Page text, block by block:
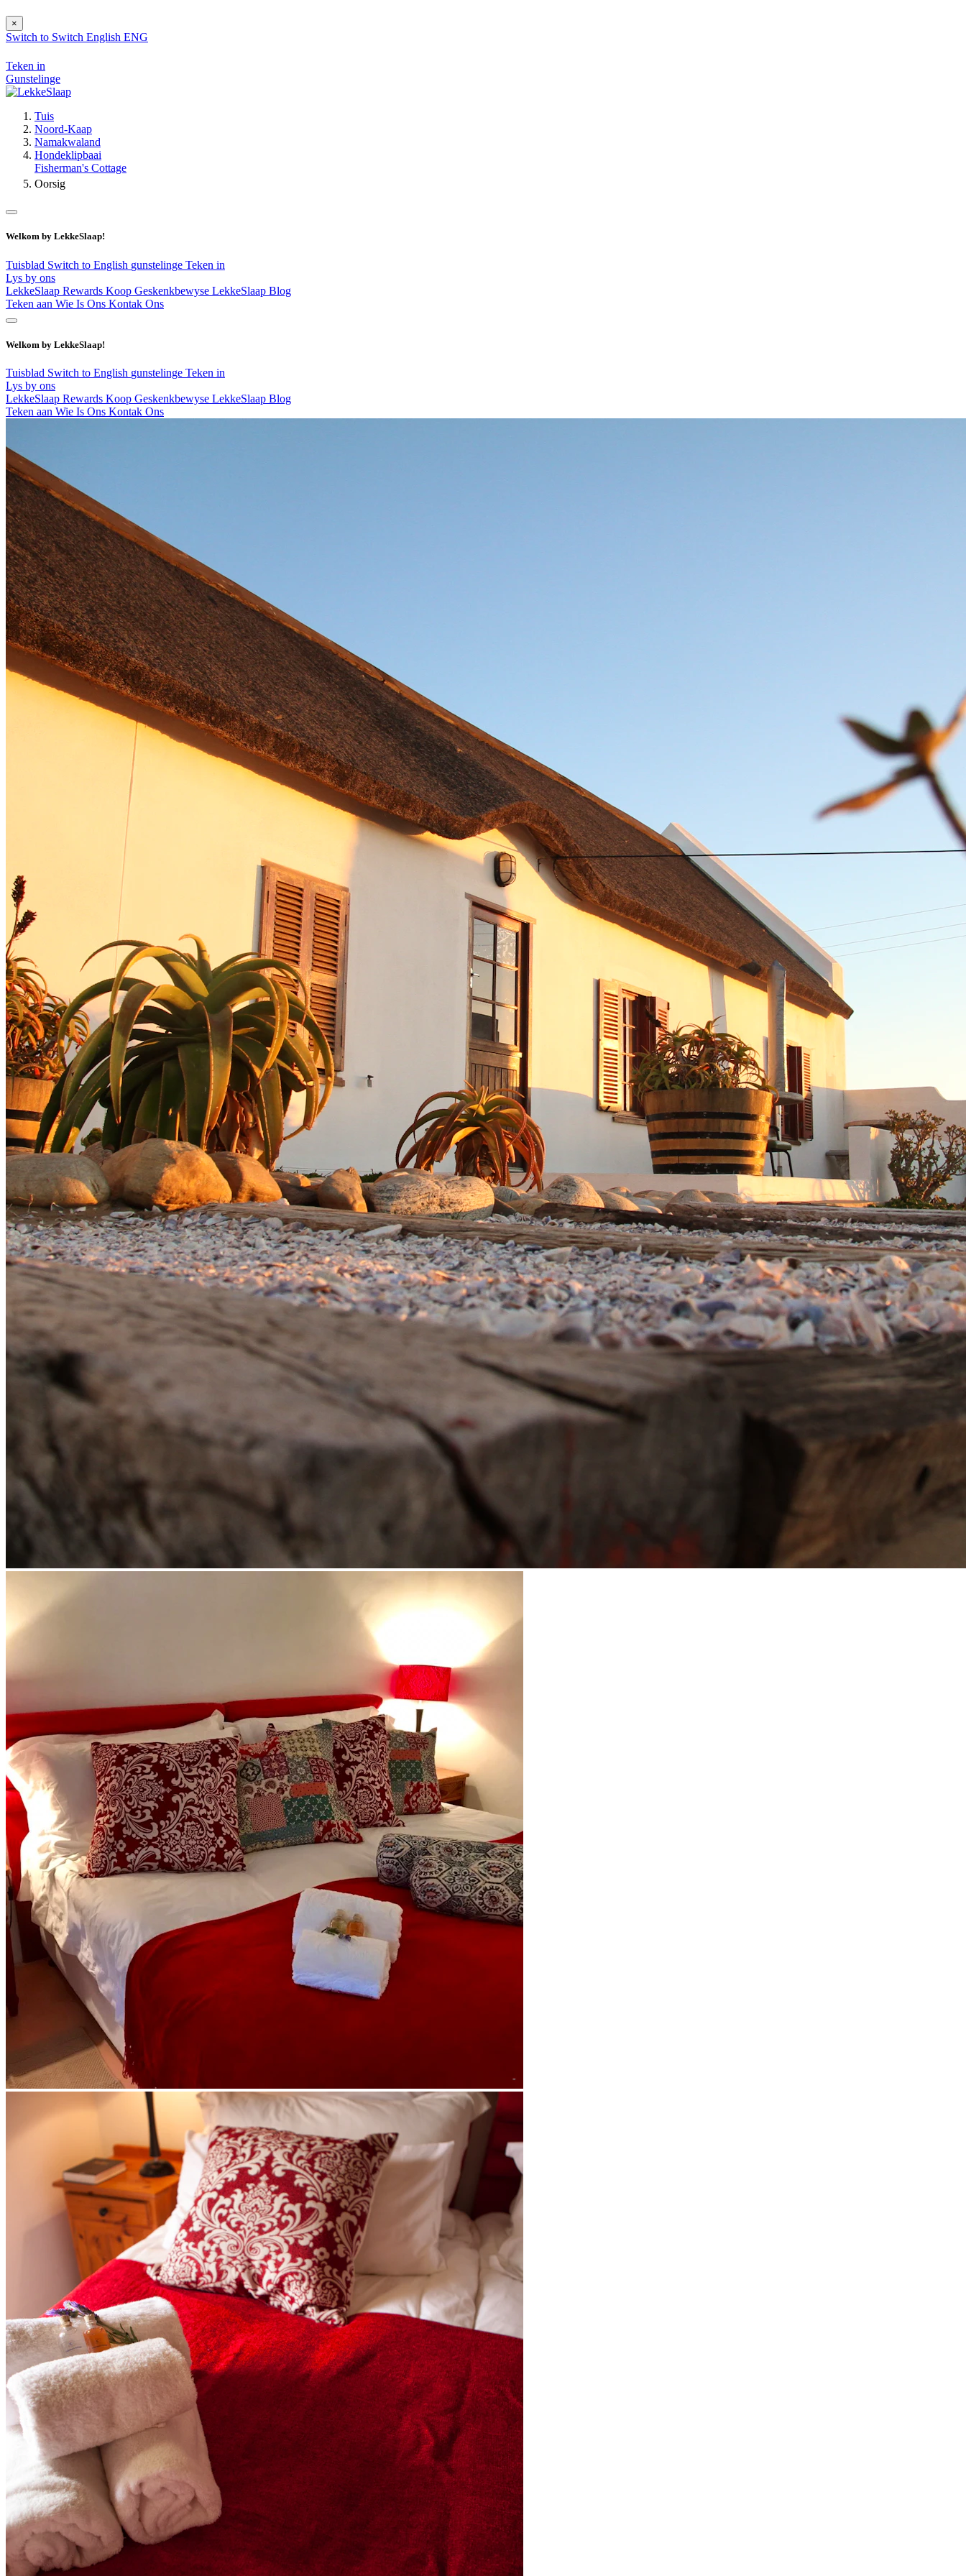
×
Switch to Switch English ENG
Teken in
Gunstelinge
Tuis
Noord-Kaap
Namakwaland
Hondeklipbaai
Fisherman's Cottage
Oorsig
Welkom by LekkeSlaap!
Tuisblad Switch to English gunstelinge Teken in
Lys by ons
LekkeSlaap Rewards Koop Geskenkbewyse LekkeSlaap Blog
Teken aan Wie Is Ons Kontak Ons
Welkom by LekkeSlaap!
Tuisblad Switch to English gunstelinge Teken in
Lys by ons
LekkeSlaap Rewards Koop Geskenkbewyse LekkeSlaap Blog
Teken aan Wie Is Ons Kontak Ons